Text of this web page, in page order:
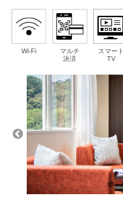
泊数 室数
人/室
Wi-Fi
マルチ
決済
スマート
TV
ビスタのこだわり
公式サイト予約特典
ビスタグループホテル一覧